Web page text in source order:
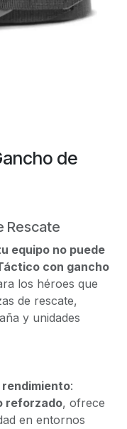
de
Rescate
equipo no puede
con gancho
los héroes que
de rescate,
y unidades
:
reforzado, ofrece
en entornos